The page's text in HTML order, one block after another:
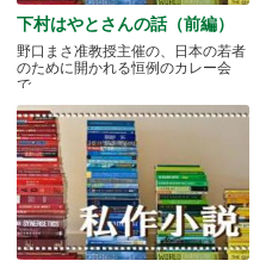
下村はやとさんの話（前編）
野口まさ准教授主催の、日本の若者
のために開かれる恒例のカレー会
で.....